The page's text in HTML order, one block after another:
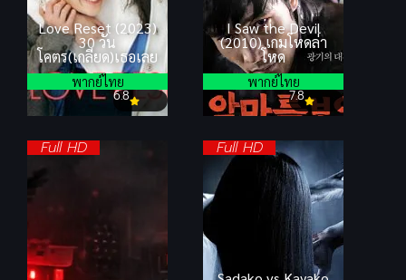
Love Reset (2023)
30 วัน
โคตร(เกลียด)เธอเลย
6.8
พากย์ไทย
I Saw the Devil
(2010) เกมโหดล่า
โหด
7.8
พากย์ไทย
Full HD Full HD